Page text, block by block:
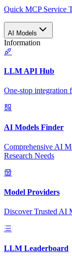
Quick MCP Service
AI Models
Information
LLM API Hub
One-stop
AI Models Finder
Comprehensive AI
Research Needs
Model Providers
Discover Trusted AI
LLM Leaderboard